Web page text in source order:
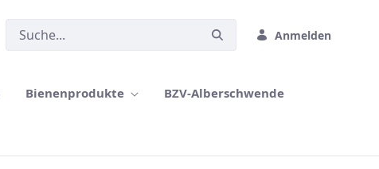
Anmelden
Bienenprodukte BZV-Alberschwende